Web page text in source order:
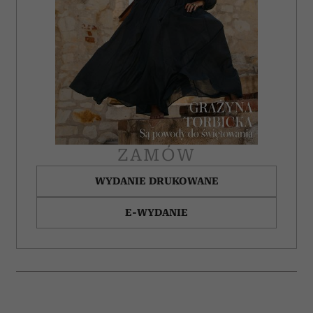
społecznościowym, reklamowym i analitycznym.
Partnerzy mogą połączyć te informacje z innymi danymi
otrzymanymi od Ciebie lub uzyskanymi podczas
korzystania z ich usług.
ZAMÓW
WYDANIE DRUKOWANE
E-WYDANIE